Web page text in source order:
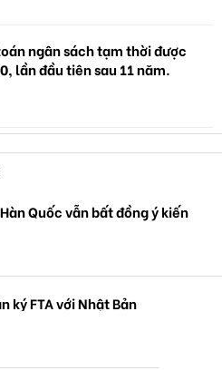
ngân sách tạm thời được
lần đầu tiên sau 11 năm.
Quốc vẫn bất đồng ý kiến
ký FTA với Nhật Bản